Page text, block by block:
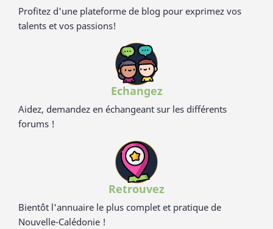
Profitez d'une plateforme de blog pour exprimez vos
talents et vos passions!
Echangez
Aidez, demandez en échangeant sur les différents
forums !
Retrouvez
Bientôt l'annuaire le plus complet et pratique de
Nouvelle-Calédonie !